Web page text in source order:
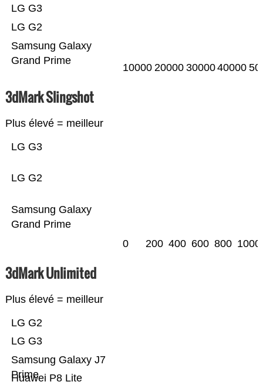
Samsung Galaxy
Grand Prime
LG G2
LG G3
10000 20000 3000040000
3dMark Slingshot
Plus élevé = meilleur
Samsung Galaxy
Grand Prime
LG G2
LG G3
0 200 400 600 800 1000
3dMark Unlimited
Plus élevé = meilleur
Huawei P8 Lite
Samsung Galaxy J7
Prime
LG G3
LG G2